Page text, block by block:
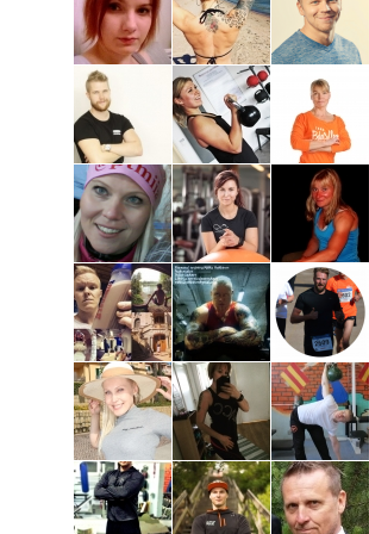
kantakaupunki
pääkaupunkiseutu
Kaarina,
Turku, Raisio
Anna-Mari Löf
| Salo
Susanna
Ingves |
Raasepori
Vesa-Matti
Vehkaperä |
Oulu
Taneli
Leppänen |
Turku ja
lähikunnat
Kata Pulkka |
Pääkaupunkiseutu
Marika
Koskela-
Kontu |
Pohjois-
Pohjanmaa
Miia
Numminen |
Keuruu
Sara Uimonen |
Pääkaupunkiseutu
Miranda Tirri |
Koko Suomi ja
ulkomaat,
verkkovalmennus
Mikael Mentu
| Helsinki
Miikka
Heikkinen |
Itä-Suomi
Wille
Wahlberg |
Helsinki
Katja Varjo |
Raisio
Marja-Liisa
Ylipahkala |
Oulu,
Kempele,
Mikael
Pihlajamaa |
Turun alue